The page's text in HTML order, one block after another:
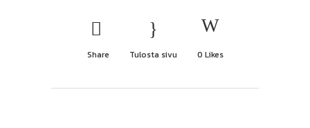
Share Tulosta sivu 0 Likes